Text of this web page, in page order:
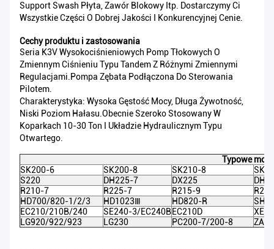
Support Swash Płyta, Zawór Blokowy Itp. Dostarczymy Ci
Wszystkie Części O Dobrej Jakości I Konkurencyjnej Cenie.
Cechy produktu i zastosowania
Seria K3V Wysokociśnieniowych Pomp Tłokowych O
Zmiennym Ciśnieniu Typu Tandem Z Różnymi Zmiennymi
Regulacjami.Pompa Zębata Podłączona Do Sterowania
Pilotem.
Charakterystyka: Wysoka Gęstość Mocy, Długa Żywotność,
Niski Poziom Hałasu.Obecnie Szeroko Stosowany W
Koparkach 10-30 Ton I Układzie Hydraulicznym Typu
Otwartego.
Typowe
SK200-6
SK200-8 SK210-8
S220
DH225-7 DX225
R210-7
R225-7 R215-9
HD700/820-1/2/3
HD1023Ⅲ HD820-R
EC210/210B/240
SE240-3/EC240BEC210D
LG920/922/923
LG230 PC200-7/200-8